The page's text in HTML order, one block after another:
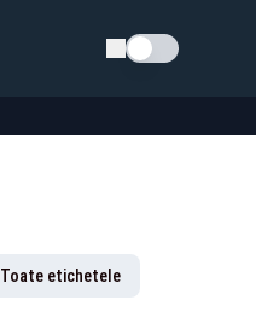
Schimba tema
Toate etichetele